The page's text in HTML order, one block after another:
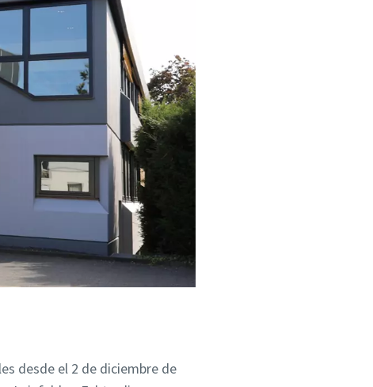
desde el 2 de diciembre de